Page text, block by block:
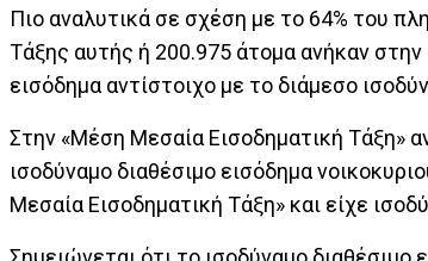
Πιο αναλυτικά σε σχέση με το 64% του
Τάξης αυτής ή 200.975 άτομα ανήκαν
εισόδημα αντίστοιχο με το διάμεσο
Στην «Μέση Μεσαία Εισοδηματική Τάξη»
ισοδύναμο διαθέσιμο εισόδημα
Μεσαία Εισοδηματική Τάξη» και είχε